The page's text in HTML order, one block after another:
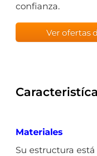
confianza.
Ver ofertas
Materiales
Su estructura